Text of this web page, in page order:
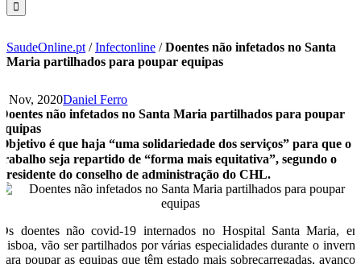
SaudeOnline.pt /Infectonline /Doentes não infetados no Santa
Maria partilhados para poupar equipas
4 Nov, 2020Daniel Ferro
Doentes não infetados no Santa Maria partilhados para poupar
equipas
Objetivo é que haja “uma solidariedade dos serviços” para que o
trabalho seja repartido de “forma mais equitativa”, segundo o
presidente do conselho de administração do CHL.
Os doentes não covid-19 internados no Hospital Santa Maria, em
Lisboa, vão ser partilhados por várias especialidades durante o inverno
para poupar as equipas que têm estado mais sobrecarregadas, avançou